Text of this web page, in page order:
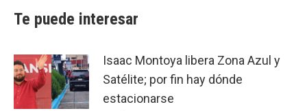
Te puede interesar
Isaac Montoya libera Zona Azul y
Satélite; por fin hay dónde
estacionarse